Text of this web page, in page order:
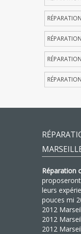
Réparation
leurs
pouces mi
2012
2012
2012